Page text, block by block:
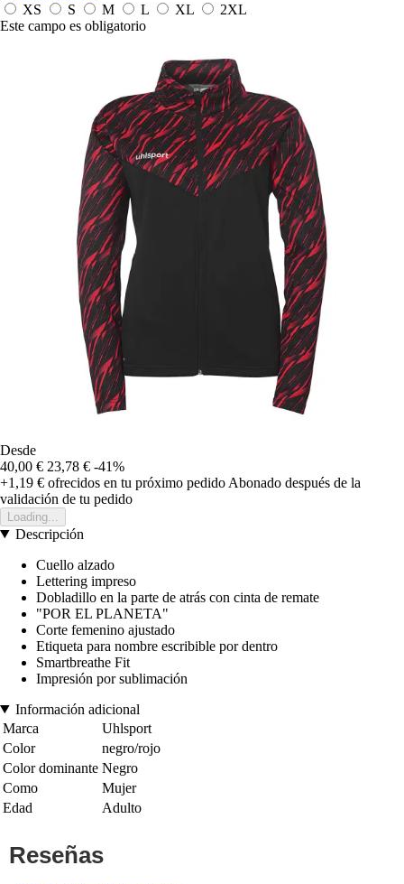
XS
S M L XL
2XL
Este campo es obligatorio
Desde
40,00 € 23,78 € -41%
+1,19 € ofrecidos en tu próximo pedido Abonado después de la
validación de tu pedido
Loading...
Descripción
Cuello alzado
Lettering impreso
Dobladillo en la parte de atrás con cinta de remate
"POR EL PLANETA"
Corte femenino ajustado
Etiqueta para nombre escribible por dentro
Smartbreathe Fit
Impresión por sublimación
Información adicional
Marca
Uhlsport
Color
negro/rojo
Color dominante Negro
Como
Mujer
Edad
Adulto